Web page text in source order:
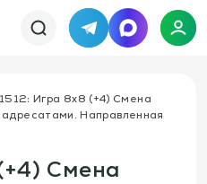
TelegramMAX
1512: Игра 8х8 (+4) Смена
Направленная
Смена